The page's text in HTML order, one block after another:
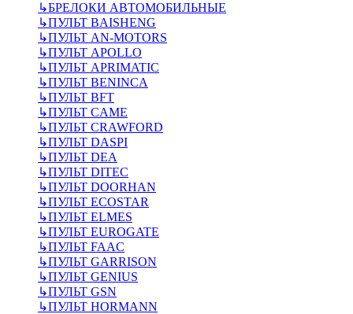
↳БРЕЛОКИ АВТОМОБИЛЬНЫЕ
↳ПУЛЬТ BAISHENG
↳ПУЛЬТ AN-MOTORS
↳ПУЛЬТ APOLLO
↳ПУЛЬТ APRIMATIC
↳ПУЛЬТ BENINCA
↳ПУЛЬТ BFT
↳ПУЛЬТ CAME
↳ПУЛЬТ CRAWFORD
↳ПУЛЬТ DASPI
↳ПУЛЬТ DEA
↳ПУЛЬТ DITEC
↳ПУЛЬТ DOORHAN
↳ПУЛЬТ ECOSTAR
↳ПУЛЬТ ELMES
↳ПУЛЬТ EUROGATE
↳ПУЛЬТ FAAC
↳ПУЛЬТ GARRISON
↳ПУЛЬТ GENIUS
↳ПУЛЬТ GSN
↳ПУЛЬТ HORMANN